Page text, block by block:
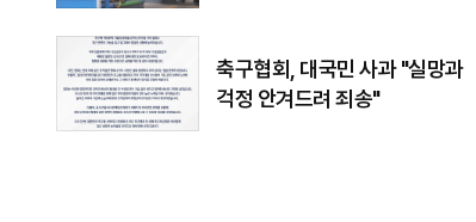
축구협회, 대국민 사과 "실망과
걱정 안겨드려 죄송"